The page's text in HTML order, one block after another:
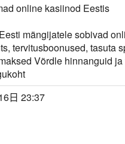
online kasiinod Eestis
mängijatele sobivad
tervitusboonused, tasuta
Võrdle hinnanguid
日 23:37